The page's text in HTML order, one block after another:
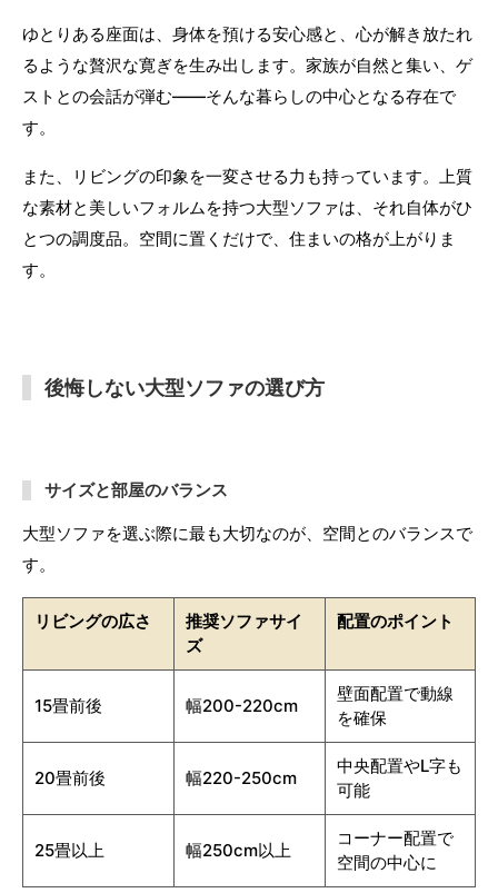
ゆとりある座面は、身体を預ける安心感と、心が解き放たれ
るような贅沢な寛ぎを生み出します。家族が自然と集い、ゲ
ストとの会話が弾む——そんな暮らしの中心となる存在で
す。
また、リビングの印象を一変させる力も持っています。上質
な素材と美しいフォルムを持つ大型ソファは、それ自体がひ
とつの調度品。空間に置くだけで、住まいの格が上がりま
す。
後悔しない大型ソファの選び方
サイズと部屋のバランス
大型ソファを選ぶ際に最も大切なのが、空間とのバランスで
す。
リビングの広さ
推奨ソファサイ
ズ
配置のポイント
15畳前後 幅200-220cm
壁面配置で動線
を確保
20畳前後 幅220-250cm
中央配置やL字も
可能
25畳以上 幅250cm以上
コーナー配置で
空間の中心に